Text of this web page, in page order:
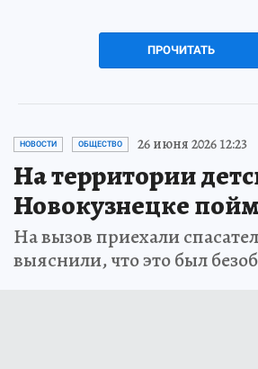
ПРОЧИТАТЬ
НОВОСТИ ОБЩЕСТВО 26 июня 2026 12:23
На территории
Новокузнецке
На вызов приехали
выяснили, что это был